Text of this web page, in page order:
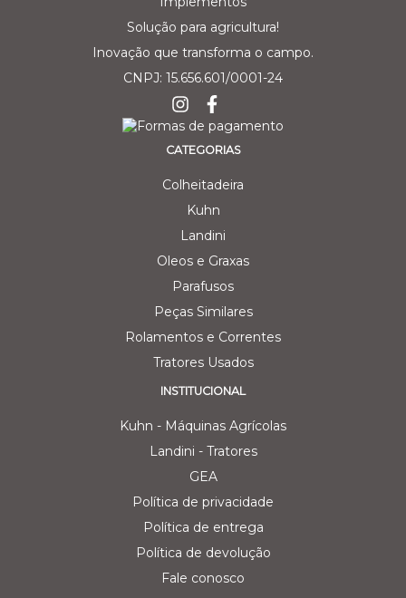
Solução para agricultura!
Inovação que transforma o campo.
CNPJ: 15.656.601/0001-24
CATEGORIAS
Colheitadeira
Kuhn
Landini
Oleos e Graxas
Parafusos
Peças Similares
Rolamentos e Correntes
Tratores Usados
INSTITUCIONAL
Kuhn - Máquinas Agrícolas
Landini - Tratores
GEA
Política de privacidade
Política de entrega
Política de devolução
Fale conosco